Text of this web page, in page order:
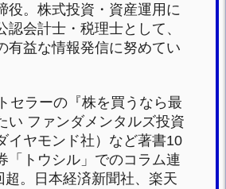
役。株式投資・資産運用に
認会計士・税理士として、
有益な情報発信に努めてい
セラーの『株を買うなら最
い ファンダメンタルズ投資
イヤモンド社）など著書10
「トウシル」でのコラム連
超。日本経済新聞社、楽天